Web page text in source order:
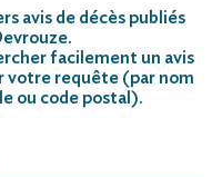
avis de décès publiés
facilement un avis
votre requête (par nom
ou code postal).